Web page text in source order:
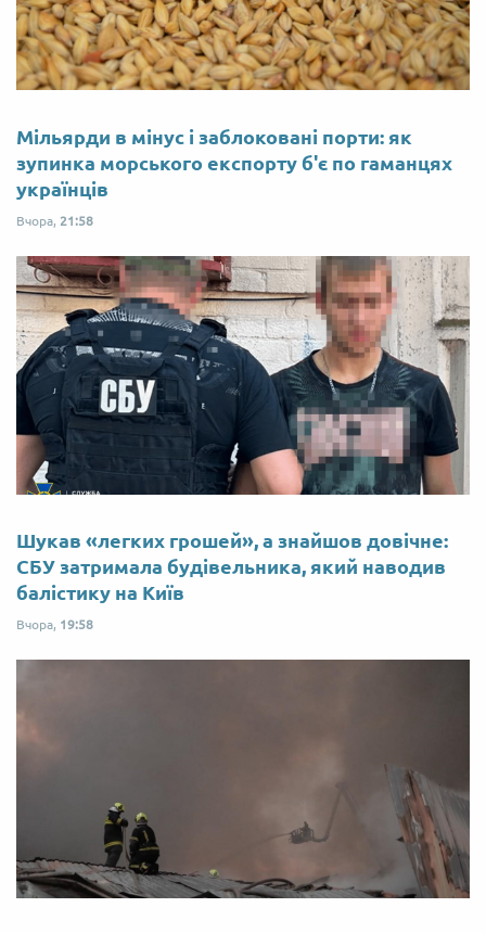
Мільярди в мінус і заблоковані порти: як
зупинка морського експорту б'є по гаманцях
українців
Вчора, 21:58
Шукав «легких грошей», а знайшов довічне:
СБУ затримала будівельника, який наводив
балістику на Київ
Вчора, 19:58